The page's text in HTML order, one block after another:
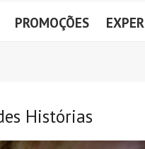
PROMOÇÕES
Histórias